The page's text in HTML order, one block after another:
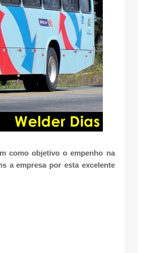
como objetivo o empenho na
a empresa por esta excelente